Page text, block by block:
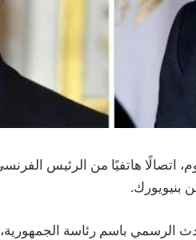
اتصالًا هاتفيًا من الرئيس
بنيويورك.
باسم رئاسة الجمهورية،